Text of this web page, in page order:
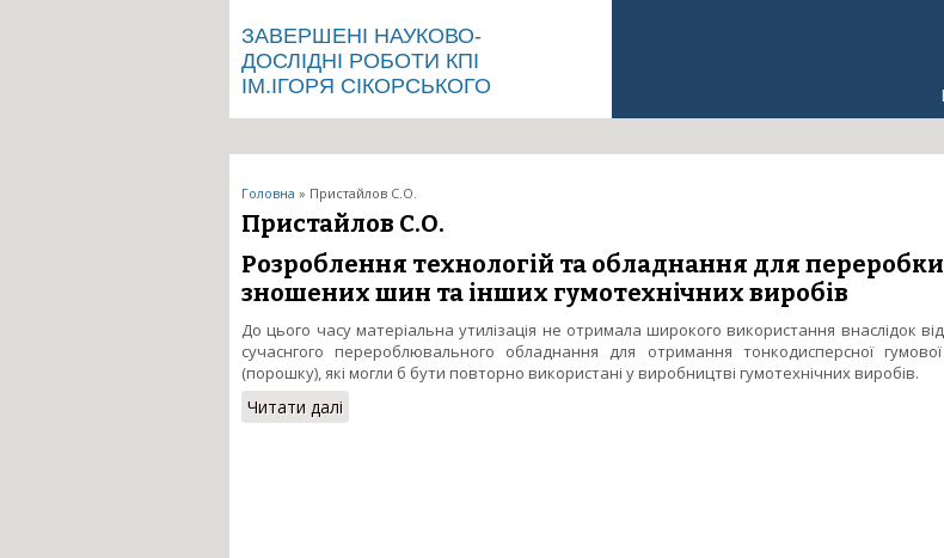
ЗАВЕРШЕНІ НАУКОВО-
ДОСЛІДНІ РОБОТИ КПІ
ІМ.ІГОРЯ СІКОРСЬКОГО
Ви є тут
Головна » Пристайлов С.О.
Пристайлов С.О.
Розроблення технологій та обладнання для переробки
зношених шин та інших гумотехнічних виробів
До цього часу матеріальна утилізація не отримала широкого використання внаслідок
сучаснгого перероблювального обладнання для отримання тонкодисперсної
(порошку), які могли б бути повторно використані у виробництві гумотехнічних виробів.
Читати далі про Розроблення технологій та обладнання для переробки зношених